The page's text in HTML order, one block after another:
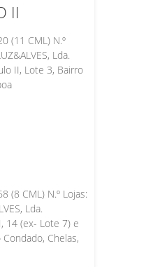
II
(11 CML) N.º
Lda.
II, Lote 3, Bairro
(8 CML) N.º Lojas:
Lda.
14 (ex- Lote 7) e
Chelas,